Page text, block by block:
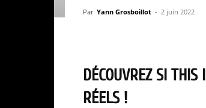
Par Yann Grosboillot - 2 juin 2022
DÉCOUVREZ SI
RÉELS !